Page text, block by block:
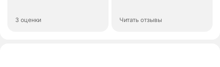
3 оценки Читать отзывы